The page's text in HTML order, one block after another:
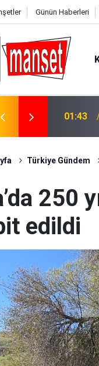
Günün Haberleri
00:49
Türkiye Gündem
250
edildi